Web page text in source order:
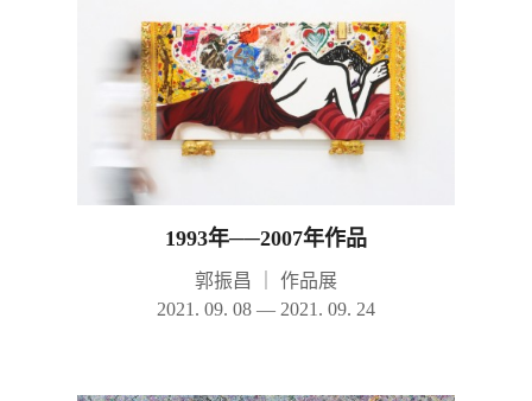
1993年──2007年作品
郭振昌
作品展
2021. 09. 08 — 2021. 09. 24